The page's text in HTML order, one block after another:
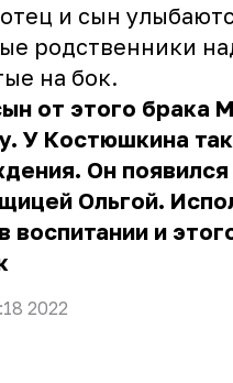
и сын
родственники
на бок.
от этого брака
У Костюшкина
Он
Ольгой.
воспитании и
2022